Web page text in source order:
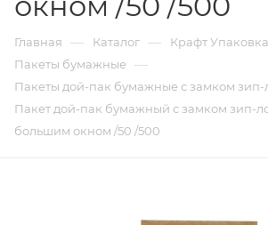
Главная — Каталог — Крафт Упаковка
Пакеты бумажные —
Пакеты дой-пак бумажные с замком зип-
Пакет дой-пак бумажный с замком зип-лок
большим окном /50 /500